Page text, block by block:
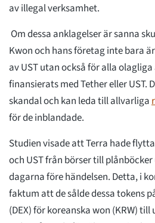
av illegal verksamhet.
Om dessa anklagelser är sanna
Kwon och hans företag inte bara
av UST utan också för alla
finansierats med Tether eller UST.
skandal och kan leda till allvarliga
för de inblandade.
Studien visade att Terra hade
och UST från börser till
dagarna före händelsen. Detta, i
faktum att de sålde dessa tokens
(DEX) för koreanska won (KRW)